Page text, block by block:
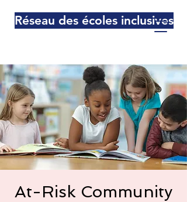
Réseau des écoles inclusives
At-Risk Community